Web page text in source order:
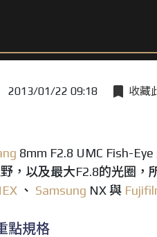
2013/01/22 09:18 收藏
8mm F2.8 UMC Fish-
，以及最大F2.8的光圈，
、 Samsung NX 與
點規格